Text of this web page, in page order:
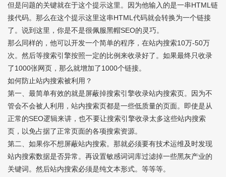
但是问题的关键就在于这个提示这里。因为他输入的是一串HTML链
接代码。那么在这个提示这里这串HTML代码就会转换为一个链接
了。说到这里，你是不是很佩服黑帽SEO的灵巧。
那么同样的，他可以开发一个简单的程序，在站内搜索10万-50万
次。然后等搜索引擎按照一定的比例来收录好了。如果最终只收录
了1000张网页，那么就增加了1000个链接。
如何防止站内搜索被利用？
第一、最简单有效的就是屏蔽掉搜索引擎收录站内搜索页。因为不
管会不会被人利用，站内搜索页都是一些低质量的页面。即使是从
正常的SEO逻辑来讲，也不要让搜索引擎收录太多这些站内搜索
页，以免占据了正常页面的各项搜索资源。
第二、如果你不想屏蔽站内搜索。那就必须要有技术运维及时发现
站内搜索数据是否异常。再设置敏感词词库过滤掉一些黑灰产业的
关键词。然后站内搜索必须是纯文本形式。等等等。